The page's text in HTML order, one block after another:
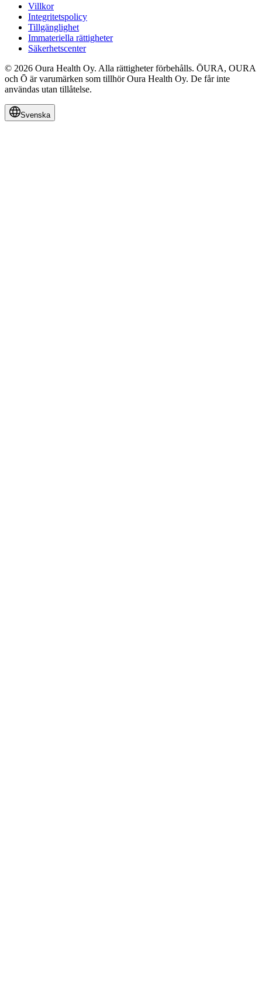
Villkor
Integritetspolicy
Tillgänglighet
Immateriella rättigheter
Säkerhetscenter
© 2026 Oura Health Oy. Alla rättigheter förbehålls. ŌURA, OURA
och Ō är varumärken som tillhör Oura Health Oy. De får inte
användas utan tillåtelse.
Svenska